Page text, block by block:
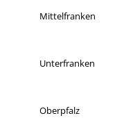
Mittelfranken
Unterfranken
Oberpfalz